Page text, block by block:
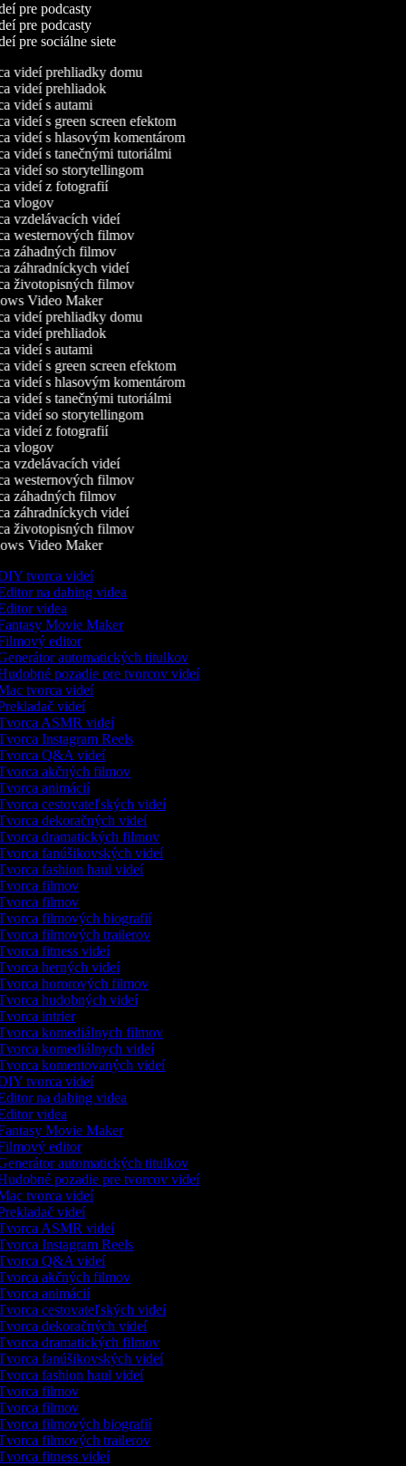
pre podcasty
pre podcasty
pre sociálne siete
videí prehliadky domu
videí prehliadok
videí s autami
videí s green screen efektom
videí s hlasovým komentárom
videí s tanečnými tutoriálmi
videí so storytellingom
videí z fotografií
vlogov
vzdelávacích videí
westernových filmov
záhadných filmov
záhradníckych videí
životopisných filmov
Video Maker
videí prehliadky domu
videí prehliadok
videí s autami
videí s green screen efektom
videí s hlasovým komentárom
videí s tanečnými tutoriálmi
videí so storytellingom
videí z fotografií
vlogov
vzdelávacích videí
westernových filmov
záhadných filmov
záhradníckych videí
životopisných filmov
Video Maker
tvorca videí
na dabing videa
videa
Movie Maker
editor
automatických titulkov
pozadie pre tvorcov videí
tvorca videí
videí
ASMR videí
Instagram Reels
Q&A videí
akčných filmov
animácií
cestovateľských videí
dekoračných videí
dramatických filmov
fanúšikovských videí
fashion haul videí
filmov
filmov
filmových biografií
filmových trailerov
fitness videí
herných videí
hororových filmov
hudobných videí
intrier
komediálnych filmov
komediálnych videí
komentovaných videí
tvorca videí
na dabing videa
videa
Movie Maker
editor
automatických titulkov
pozadie pre tvorcov videí
tvorca videí
videí
ASMR videí
Instagram Reels
Q&A videí
akčných filmov
animácií
cestovateľských videí
dekoračných videí
dramatických filmov
fanúšikovských videí
fashion haul videí
filmov
filmov
filmových biografií
filmových trailerov
fitness videí